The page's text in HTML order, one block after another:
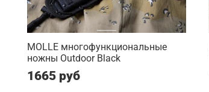
MOLLE многофункциональные
ножны Outdoor Black
1665 руб